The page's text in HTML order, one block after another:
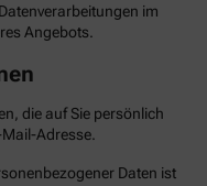
im
Angebots.
die auf Sie persönlich
Adresse.
Daten ist